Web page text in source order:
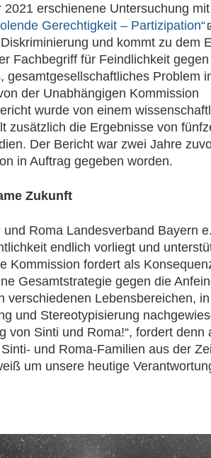
erschienene Untersuchung
Gerechtigkeit – Partizipation“
und kommt zu dem
Fachbegriff für Feindlichkeit
gesamtgesellschaftliches Problem
der Unabhängigen Kommission
wurde von einem
zusätzlich die Ergebnisse von
Der Bericht war zwei Jahre
in Auftrag gegeben worden.
Zukunft
Roma Landesverband Bayern
endlich vorliegt und
Kommission fordert als
Gesamtstrategie gegen die
verschiedenen Lebensbereichen,
und Stereotypisierung
von Sinti und Roma!“, fordert denn
und Roma-Familien aus der
um unsere heutige